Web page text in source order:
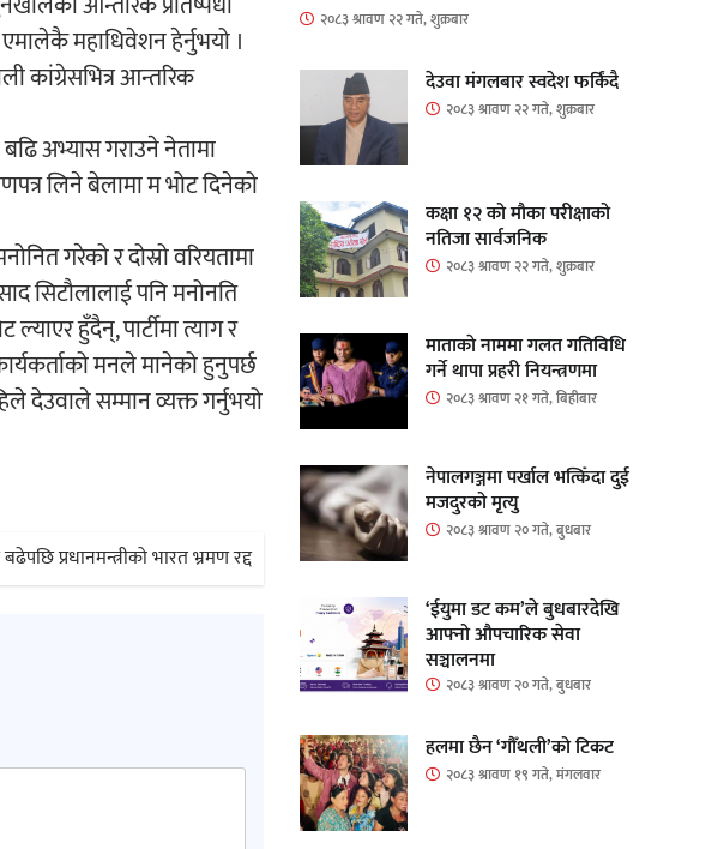
महाधिवेशन हेर्नुभयो ।
कांग्रेसभित्र आन्तरिक
अभ्यास गराउने नेतामा
लिने बेलामा म भोट दिनेको
गरेको र दोस्रो वरियतामा
सिटौलालाई पनि मनोनति
हुँदैन्, पार्टीमा त्याग र
मनले मानेको हुनुपर्छ
देउवाले सम्मान व्यक्त गर्नुभयो
प्रधानमन्त्रीको भारत भ्रमण रद्द
२०८३ श्रावण २२ गते, शुक्रबार
देउवा मंगलबार स्वदेश फर्किंदै
२०८३ श्रावण २२ गते, शुक्रबार
कक्षा १२ को मौका परीक्षाको
नतिजा सार्वजनिक
२०८३ श्रावण २२ गते, शुक्रबार
माताकाे नाममा गलत गतिविधि
गर्ने थापा प्रहरी नियन्त्रणमा
२०८३ श्रावण २१ गते, बिहीबार
नेपालगञ्जमा पर्खाल भत्किँदा दुई
मजदुरको मृत्यु
२०८३ श्रावण २० गते, बुधबार
‘ईयुमा डट कम’ले बुधबारदेखि
आफ्नो औपचारिक सेवा
सञ्चालनमा
२०८३ श्रावण २० गते, बुधबार
हलमा छैन ‘गौँथली’को टिकट
२०८३ श्रावण १९ गते, मंगलवार